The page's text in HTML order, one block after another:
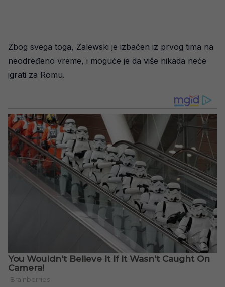
Zbog svega toga, Zalewski je izbačen iz prvog tima na
neodređeno vreme, i moguće je da više nikada neće
igrati za Romu.